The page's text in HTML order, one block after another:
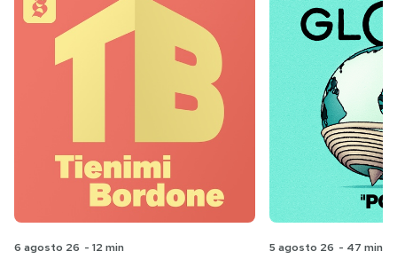
6 agosto 26 - 12 min 5 agosto 26 - 47 min